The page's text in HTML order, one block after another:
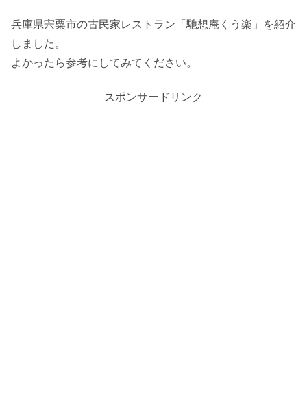
兵庫県宍粟市の古民家レストラン「馳想庵くう楽」を紹介
しました。
よかったら参考にしてみてください。
スポンサードリンク